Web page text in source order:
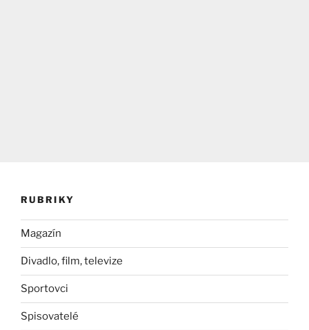
RUBRIKY
Magazín
Divadlo, film, televize
Sportovci
Spisovatelé